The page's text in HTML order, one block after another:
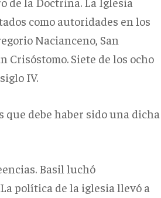
como autoridades en los
Nacianceno, San
Crisóstomo. Siete de los ocho
IV.
que debe haber sido una dicha
Basil luchó
política de la iglesia llevó a